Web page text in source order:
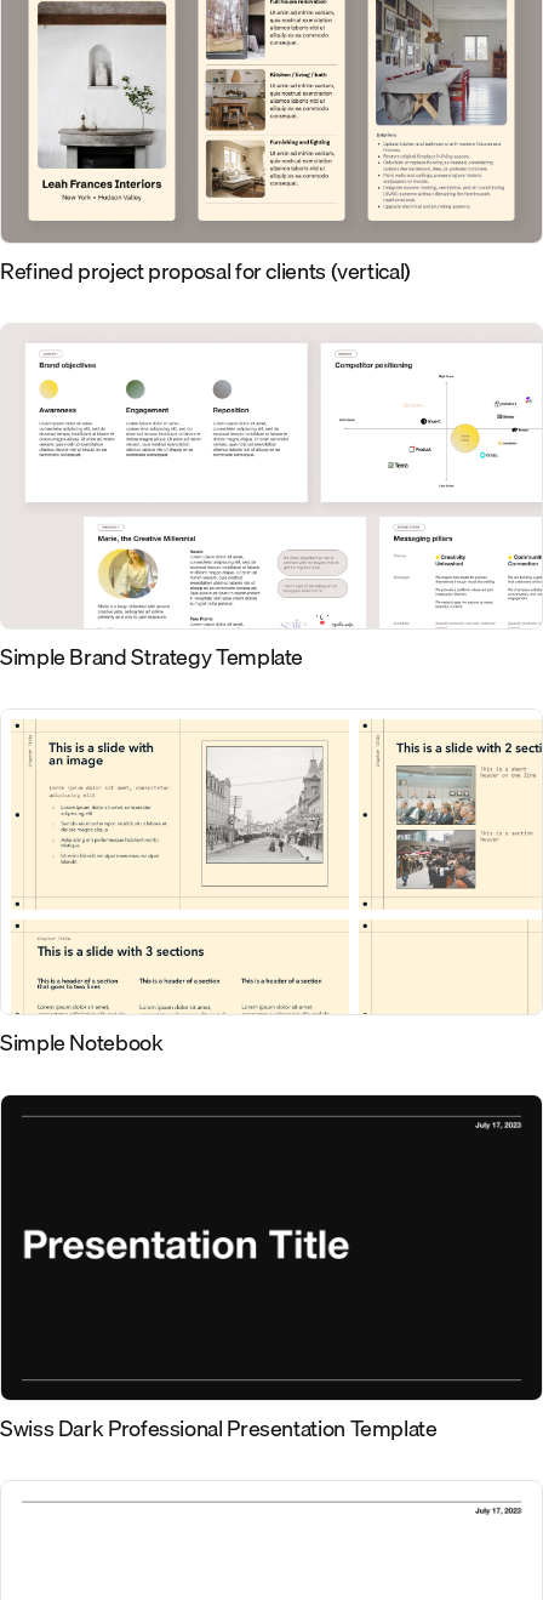
Refined project proposal for clients (vertical)
Simple Brand Strategy Template
Simple Notebook
Swiss Dark Professional Presentation Template